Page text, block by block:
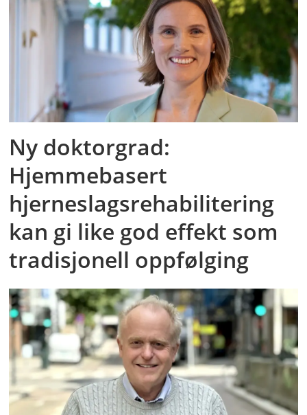
Ny doktorgrad:
Hjemmebasert
hjerneslagsrehabilitering
kan gi like god effekt som
tradisjonell oppfølging